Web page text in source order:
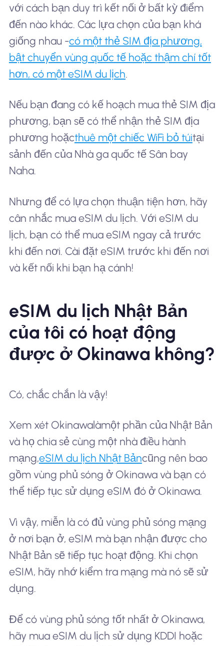
với cách bạn duy trì kết nối ở bất kỳ điểm
đến nào khác. Các lựa chọn của bạn khá
giống nhau -có một thẻ SIM địa phương,
bật chuyển vùng quốc tế hoặc thậm chí tốt
hơn, có một eSIM du lịch.
Nếu bạn đang có kế hoạch mua thẻ SIM địa
phương, bạn sẽ có thể nhận thẻ SIM địa
phương hoặcthuê một chiếc WiFi bỏ túitại
sảnh đến của Nhà ga quốc tế Sân bay
Naha.
Nhưng để có lựa chọn thuận tiện hơn, hãy
cân nhắc mua eSIM du lịch. Với eSIM du
lịch, bạn có thể mua eSIM ngay cả trước
khi đến nơi. Cài đặt eSIM trước khi đến nơi
và kết nối khi bạn hạ cánh!
eSIM du lịch Nhật Bản
của tôi có hoạt động
được ở Okinawa không?
Có, chắc chắn là vậy!
Xem xét Okinawalàmột phần của Nhật Bản
và họ chia sẻ cùng một nhà điều hành
mạng,eSIM du lịch Nhật Bảncũng nên bao
gồm vùng phủ sóng ở Okinawa và bạn có
thể tiếp tục sử dụng eSIM đó ở Okinawa.
Vì vậy, miễn là có đủ vùng phủ sóng mạng
ở nơi bạn ở, eSIM mà bạn nhận được cho
Nhật Bản sẽ tiếp tục hoạt động. Khi chọn
eSIM, hãy nhớ kiểm tra mạng mà nó sẽ sử
dụng.
Để có vùng phủ sóng tốt nhất ở Okinawa,
hãy mua eSIM du lịch sử dụng KDDI hoặc